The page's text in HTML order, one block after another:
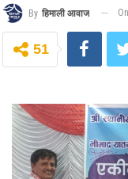
By हिमाली आवाज
51